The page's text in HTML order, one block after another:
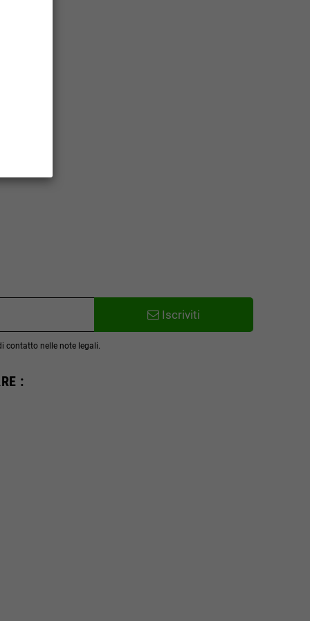
Iscriviti
contatto nelle note legali.
: